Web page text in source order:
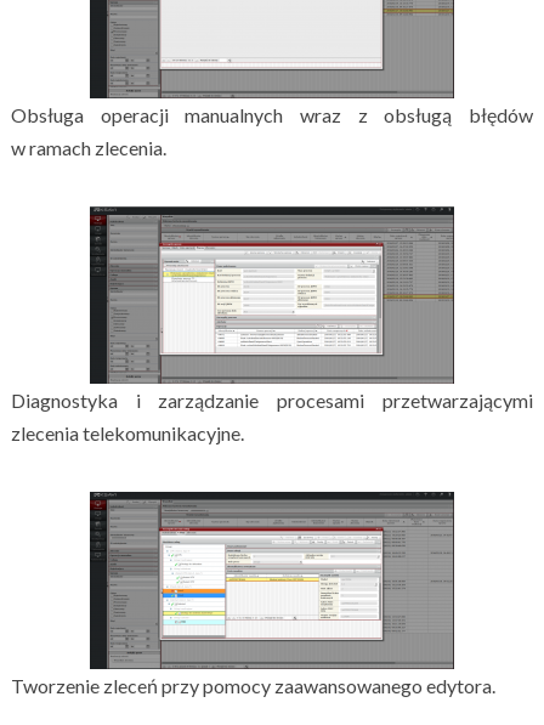
Obsługa operacji manualnych wraz z obsługą błędów
w ramach zlecenia.
Diagnostyka i zarządzanie procesami przetwarzającymi
zlecenia telekomunikacyjne.
Tworzenie zleceń przy pomocy zaawansowanego edytora.